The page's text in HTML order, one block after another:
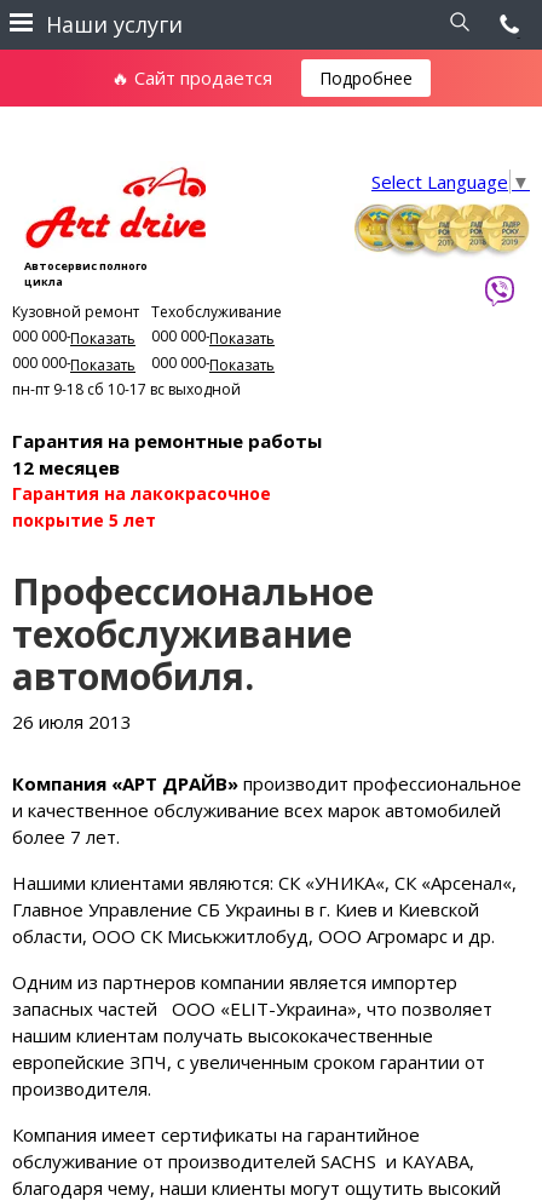
🔥 Сайт продается Подробнее
Наши услуги
Select Language ▼
Автосервис полного
цикла
Кузовной ремонт
000 000-00-01
Показать
000 000-00-02
Показать
Техобслуживание
000 000-00-03
Показать
000 000-00-04
Показать
пн-пт 9-18 сб 10-17 вс выходной
Гарантия на ремонтные работы
12 месяцев
Гарантия на лакокрасочное
покрытие 5 лет
Профессиональное
техобслуживание
автомобиля.
26 июля 2013
Компания «АРТ ДРАЙВ» производит профессиональное
и качественное обслуживание всех марок автомобилей
более 7 лет.
Нашими клиентами являются: СК «УНИКА«, СК «Арсенал«,
Главное Управление СБ Украины в г. Киев и Киевской
области, ООО СК Миськжитлобуд, ООО Агромарс и др.
Одним из партнеров компании является импортер
запасных частей ООО «ELIT-Украина», что позволяет
нашим клиентам получать высококачественные
европейские ЗПЧ, с увеличенным сроком гарантии от
производителя.
Компания имеет сертификаты на гарантийное
обслуживание от производителей SACHS и KAYABA,
благодаря чему, наши клиенты могут ощутить высокий